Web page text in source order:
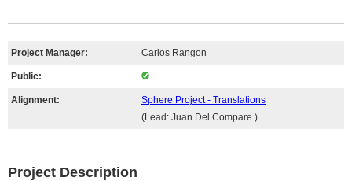
Project Manager: Carlos Rangon
Public:
Alignment:
Sphere Project - Translations
(Lead: Juan Del Compare )
Project Description